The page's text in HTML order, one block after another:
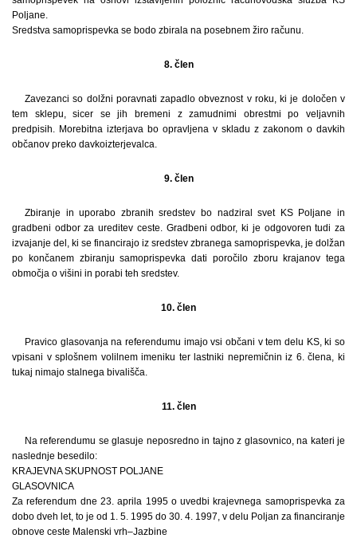
Poljane.
Sredstva samoprispevka se bodo zbirala na posebnem žiro računu.
8. člen
Zavezanci so dolžni poravnati zapadlo obveznost v roku, ki je določen v
tem sklepu, sicer se jih bremeni z zamudnimi obrestmi po veljavnih
predpisih. Morebitna izterjava bo opravljena v skladu z zakonom o davkih
občanov preko davkoizterjevalca.
9. člen
Zbiranje in uporabo zbranih sredstev bo nadziral svet KS Poljane in
gradbeni odbor za ureditev ceste. Gradbeni odbor, ki je odgovoren tudi za
izvajanje del, ki se financirajo iz sredstev zbranega samoprispevka, je dolžan
po končanem zbiranju samoprispevka dati poročilo zboru krajanov tega
območja o višini in porabi teh sredstev.
10. člen
Pravico glasovanja na referendumu imajo vsi občani v tem delu KS, ki so
vpisani v splošnem volilnem imeniku ter lastniki nepremičnin iz 6. člena, ki
tukaj nimajo stalnega bivališča.
11. člen
Na referendumu se glasuje neposredno in tajno z glasovnico, na kateri je
naslednje besedilo:
KRAJEVNA SKUPNOST POLJANE
GLASOVNICA
Za referendum dne 23. aprila 1995 o uvedbi krajevnega samoprispevka za
dobo dveh let, to je od 1. 5. 1995 do 30. 4. 1997, v delu Poljan za financiranje
obnove ceste Malenski vrh–Jazbine